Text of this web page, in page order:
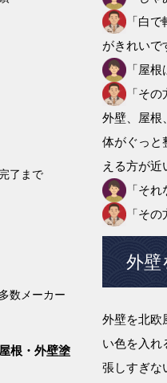
「白
がきれいで
「屋
「そ
外壁、屋根
体がぐっと
える方が近
「そ
「そ
外壁
外壁を北欧
い色を入れ
張しすぎな
了まで
数メーカー
根・外壁塗